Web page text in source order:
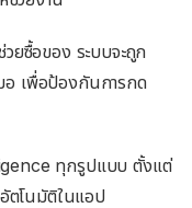
ยซื้อของ ระบบจะถูก
อ เพื่อป้องกันการกด
ทุกรูปแบบ ตั้งแต่
ตโนมัติในแอป